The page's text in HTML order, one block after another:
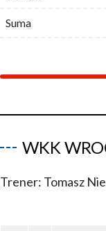
Suma
Suma
WKK
Trener: Tomasz